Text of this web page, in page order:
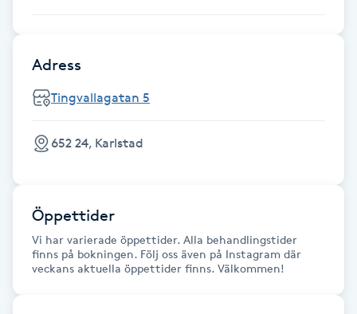
Gel naglar
Gelenaglar
Gellack
Gellack med förstärkning
Gravidyoga
Gruppträning
Adress
Tingvallagatan 5
652 24, Karlstad
Öppettider
Vi har varierade öppettider. Alla behandlingstider
finns på bokningen. Följ oss även på Instagram där
veckans aktuella öppettider finns. Välkommen!